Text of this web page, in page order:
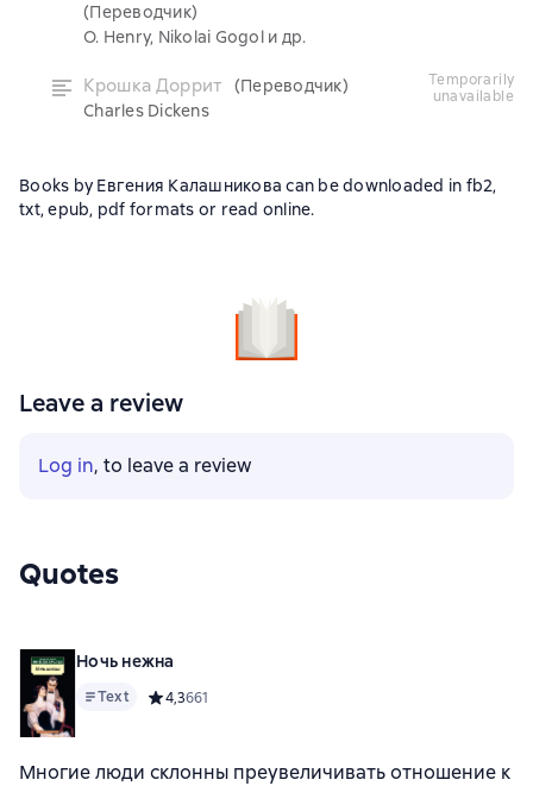
(Переводчик)
O. Henry, Nikolai Gogol и др.
Крошка Доррит
(Переводчик)
Charles Dickens
temporarily
unavailable
Books by Евгения Калашникова can be downloaded in fb2,
txt, epub, pdf formats or read online.
Leave a review
Log in, to leave a review
Quotes
Ночь нежна
Text Средний рейтинг 4,3 на основе 661 оценок
4,3661
Многие люди склонны преувеличивать отношение к